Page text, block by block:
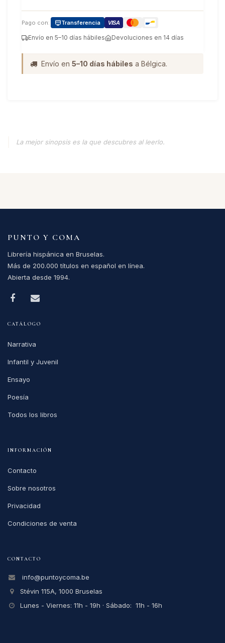
Pago con: Transferencia VISA
Envío en 5–10 días hábiles Devoluciones en 14 días
Envío en 5–10 días hábiles a Bélgica.
La mejor sinopsis es la que descubres al leerlo.
PUNTO Y COMA
Librería hispánica en Bruselas.
Más de 200.000 títulos en español en línea.
Abierta desde 1994.
CATÁLOGO
Narrativa
Infantil y Juvenil
Ensayo
Poesía
Todos los libros
INFORMACIÓN
Contacto
Sobre nosotros
Privacidad
Condiciones de venta
CONTACTO
info@puntoycoma.be
Stévin 115A, 1000 Bruselas
Lunes - Viernes: 11h - 19h · Sábado: 11h - 16h